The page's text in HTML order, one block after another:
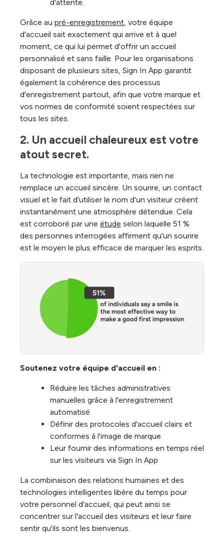
d'attente.
Grâce au pré-enregistrement, votre équipe
d'accueil sait exactement qui arrive et à quel
moment, ce qui lui permet d'offrir un accueil
personnalisé et sans faille. Pour les organisations
disposant de plusieurs sites, Sign In App garantit
également la cohérence des processus
d'enregistrement partout, afin que votre marque et
vos normes de conformité soient respectées sur
tous les sites.
2. Un accueil chaleureux est votre
atout secret.
La technologie est importante, mais rien ne
remplace un accueil sincère. Un sourire, un contact
visuel et le fait d'utiliser le nom d'un visiteur créent
instantanément une atmosphère détendue. Cela
est corroboré par une étude selon laquelle 51 %
des personnes interrogées affirment qu'un sourire
est le moyen le plus efficace de marquer les esprits.
Soutenez votre équipe d'accueil en :
Réduire les tâches administratives
manuelles grâce à l'enregistrement
automatisé
Définir des protocoles d'accueil clairs et
conformes à l'image de marque
Leur fournir des informations en temps réel
sur les visiteurs via Sign In App
La combinaison des relations humaines et des
technologies intelligentes libère du temps pour
votre personnel d'accueil, qui peut ainsi se
concentrer sur l'accueil des visiteurs et leur faire
sentir qu'ils sont les bienvenus.